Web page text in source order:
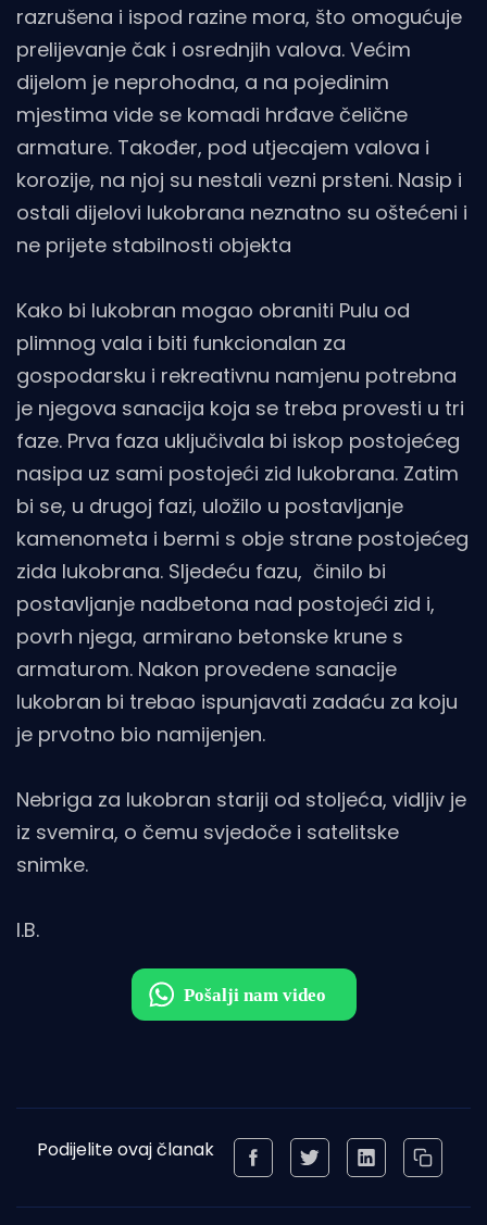
razrušena i ispod razine mora, što omogućuje
prelijevanje čak i osrednjih valova. Većim
dijelom je neprohodna, a na pojedinim
mjestima vide se komadi hrđave čelične
armature. Također, pod utjecajem valova i
korozije, na njoj su nestali vezni prsteni. Nasip i
ostali dijelovi lukobrana neznatno su oštećeni i
ne prijete stabilnosti objekta
Kako bi lukobran mogao obraniti Pulu od
plimnog vala i biti funkcionalan za
gospodarsku i rekreativnu namjenu potrebna
je njegova sanacija koja se treba provesti u tri
faze. Prva faza uključivala bi iskop postojećeg
nasipa uz sami postojeći zid lukobrana. Zatim
bi se, u drugoj fazi, uložilo u postavljanje
kamenometa i bermi s obje strane postojećeg
zida lukobrana. Sljedeću fazu, činilo bi
postavljanje nadbetona nad postojeći zid i,
povrh njega, armirano betonske krune s
armaturom. Nakon provedene sanacije
lukobran bi trebao ispunjavati zadaću za koju
je prvotno bio namijenjen.
Nebriga za lukobran stariji od stoljeća, vidljiv je
iz svemira, o čemu svjedoče i satelitske
snimke.
I.B.
Podijelite ovaj članak